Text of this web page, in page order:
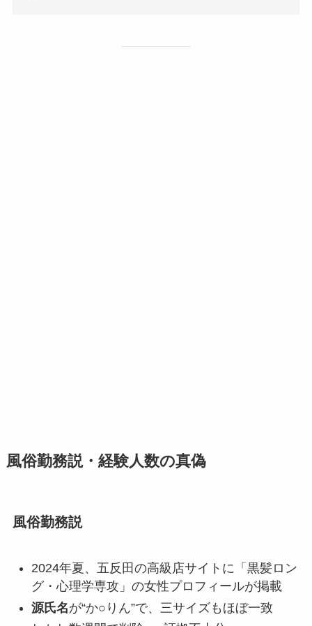
風俗勤務説・経験人数の真偽
風俗勤務説
2024年夏、五反田の高級店サイトに「黒髪ロン
グ・心理学専攻」の女性プロフィールが掲載
源氏名が“か○りん”で、三サイズもほぼ一致